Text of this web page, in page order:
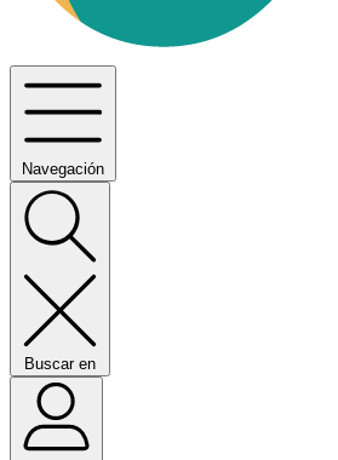
Navegación
Buscar en